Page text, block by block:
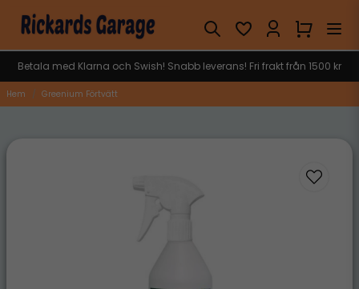
Betala med Klarna och Swish! Snabb leverans! Fri frakt från 1500 kr
Hem Greenium Förtvätt